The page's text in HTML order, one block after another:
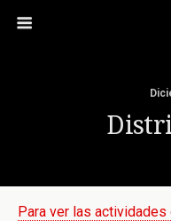
Para ver las